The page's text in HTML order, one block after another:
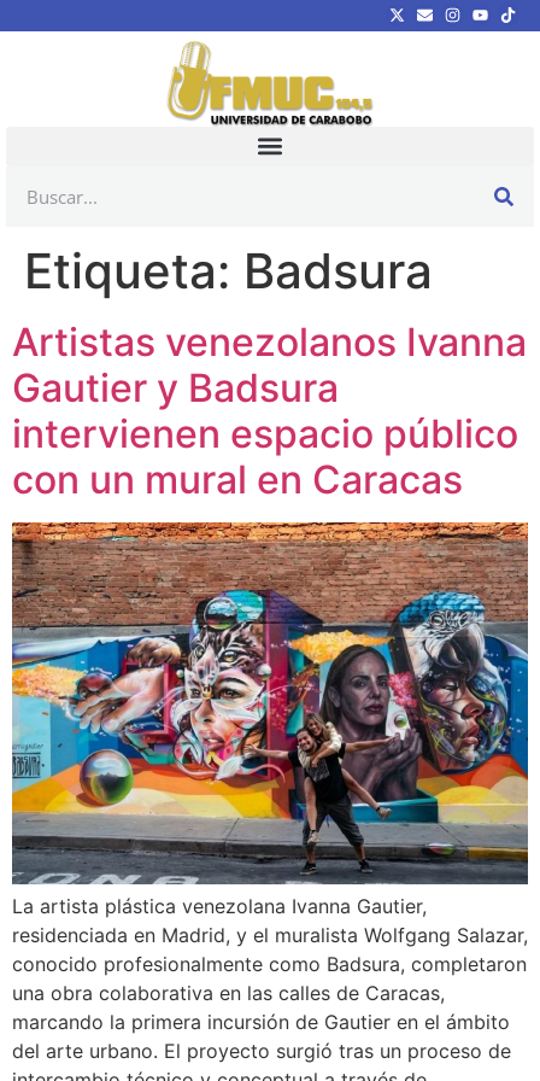
Etiqueta: Badsura
Artistas venezolanos Ivanna
Gautier y Badsura
intervienen espacio público
con un mural en Caracas
La artista plástica venezolana Ivanna Gautier,
residenciada en Madrid, y el muralista Wolfgang Salazar,
conocido profesionalmente como Badsura, completaron
una obra colaborativa en las calles de Caracas,
marcando la primera incursión de Gautier en el ámbito
del arte urbano. El proyecto surgió tras un proceso de